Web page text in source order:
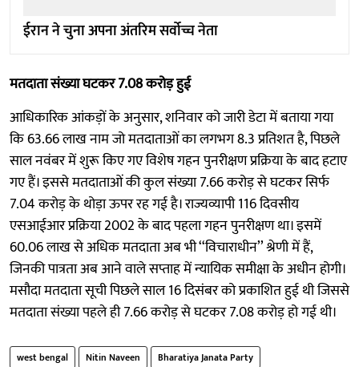
ईरान ने चुना अपना अंतरिम सर्वोच्च नेता
मतदाता संख्या घटकर 7.08 करोड़ हुई
आधिकारिक आंकड़ों के अनुसार, शनिवार को जारी डेटा में बताया गया
कि 63.66 लाख नाम जो मतदाताओं का लगभग 8.3 प्रतिशत है, पिछले
साल नवंबर में शुरू किए गए विशेष गहन पुनरीक्षण प्रक्रिया के बाद हटाए
गए हैं। इससे मतदाताओं की कुल संख्या 7.66 करोड़ से घटकर सिर्फ
7.04 करोड़ के थोड़ा ऊपर रह गई है। राज्यव्यापी 116 दिवसीय
एसआईआर प्रक्रिया 2002 के बाद पहला गहन पुनरीक्षण था। इसमें
60.06 लाख से अधिक मतदाता अब भी ‘‘विचाराधीन’’ श्रेणी में हैं,
जिनकी पात्रता अब आने वाले सप्ताह में न्यायिक समीक्षा के अधीन होगी।
मसौदा मतदाता सूची पिछले साल 16 दिसंबर को प्रकाशित हुई थी जिससे
मतदाता संख्या पहले ही 7.66 करोड़ से घटकर 7.08 करोड़ हो गई थी।
west bengal Nitin Naveen
Bharatiya Janata Party